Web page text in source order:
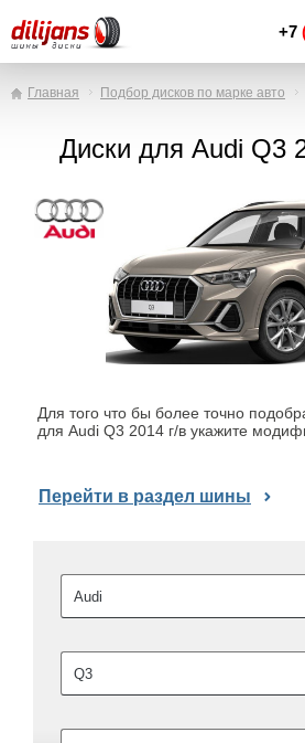
+7
Главная Подбор дисков по марке авто
Диски для Audi Q3
Для того что бы более точно
для Audi Q3 2014 г/в укажите
Перейти в раздел шины